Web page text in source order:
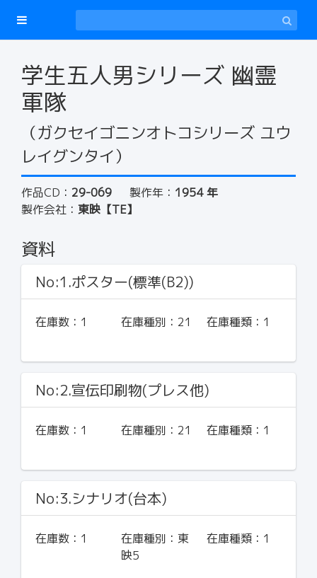
学生五人男シリーズ 幽霊
軍隊
（ガクセイゴニンオトコシリーズ ユウ
レイグンタイ）
作品CD： 29-069 製作年： 1954 年
製作会社： 東映【TE】
資料
No:1.ポスター(標準(B2))
在庫数： 1 在庫種別： 21 在庫種類： 1
No:2.宣伝印刷物(プレス他)
在庫数： 1 在庫種別： 21 在庫種類： 1
No:3.シナリオ(台本)
在庫数： 1 在庫種別： 東
映5
在庫種類： 1